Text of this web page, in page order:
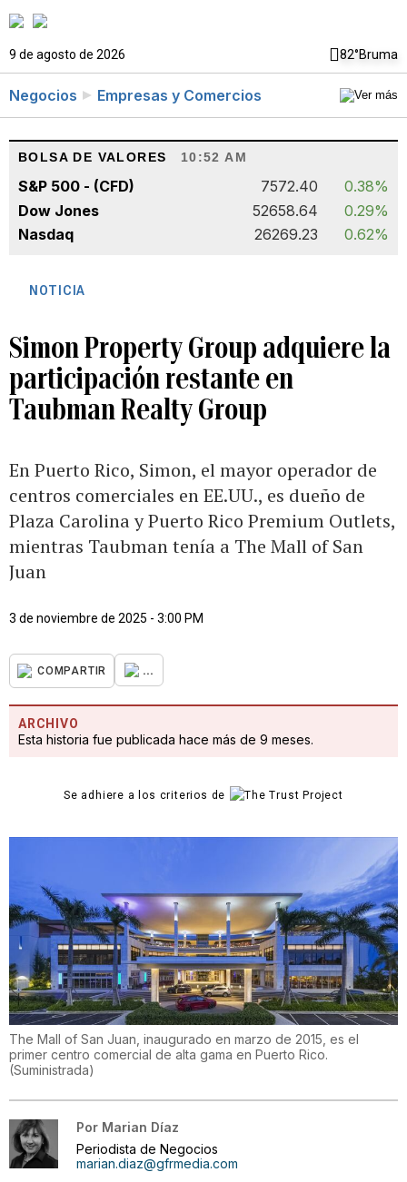
9 de agosto de 2026 82°Bruma
Negocios Empresas y Comercios
BOLSA DE VALORES 10:52 AM
S&P 500 - (CFD) 7572.40
0.38%
Dow Jones
52658.64
0.29%
Nasdaq
26269.23 0.62%
NOTICIA
Simon Property Group adquiere la
participación restante en
Taubman Realty Group
En Puerto Rico, Simon, el mayor operador de
centros comerciales en EE.UU., es dueño de
Plaza Carolina y Puerto Rico Premium Outlets,
mientras Taubman tenía a The Mall of San
Juan
3 de noviembre de 2025 - 3:00 PM
COMPARTIR ...
ARCHIVO
Esta historia fue publicada hace más de 9 meses.
Se adhiere a los criterios de
The Mall of San Juan, inaugurado en marzo de 2015, es el
primer centro comercial de alta gama en Puerto Rico.
(Suministrada)
Por Marian Díaz
Periodista de Negocios
marian.diaz@gfrmedia.com